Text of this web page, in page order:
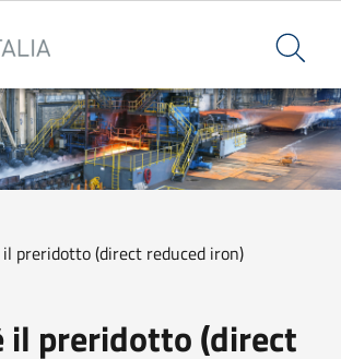
principale
Cerca
il preridotto (direct reduced iron)
il preridotto (direct